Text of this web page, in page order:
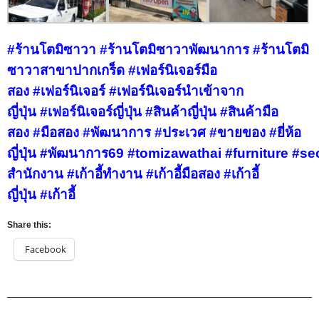
#ร้านโตมิซาวา #ร้านโตมิซาวาพัฒนาการ #ร้านโตมิ
ซาวาสาขาปากเกร็ด #เฟอร์นิเจอร์มือ
สอง #เฟอร์นิเจอร์ #เฟอร์นิเจอร์นำเข้าจาก
ญี่ปุ่น #เฟอร์นิเจอร์ญี่ปุ่น #สินค้าญี่ปุ่น #สินค้ามือ
สอง #มือสอง #พัฒนาการ #ประเวศ #ขายของ #ยี่ห้อ
ญี่ปุ่น #พัฒนาการ69 #tomizawathai #furniture
สำนักงาน #เก้าอี้ทำงาน #เก้าอี้มือสอง #เก้าอี้
ญี่ปุ่น #เก้าอี้
Share this:
Facebook